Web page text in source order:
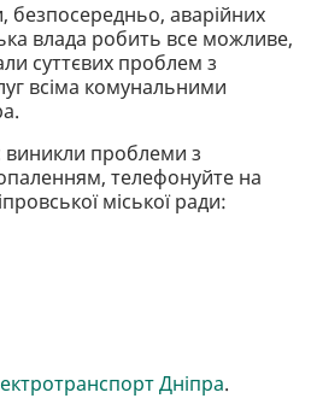
безпосередньо, аварійних
влада робить все можливе,
суттєвих проблем з
всіма комунальними
виникли проблеми з
телефонуйте на
міської ради:
Дніпра.